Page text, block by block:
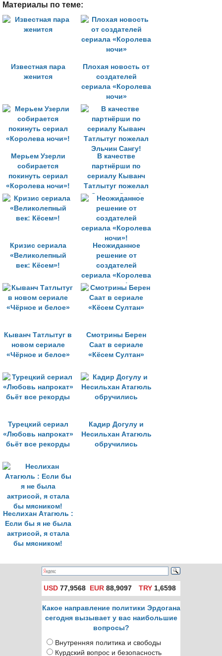
Материалы по теме:
Известная пара
женится
Плохая новость от
создателей
сериала «Королева
ночи»
Мерьем Узерли
собирается
покинуть сериал
«Королева ночи»!
В качестве
партнёрши по
сериалу Кыванч
Татлытуг пожелал
Эльчин Сангу!
Кризис сериала
«Великолепный
век: Кёсем»!
Неожиданное
решение от
создателей
сериала «Королева
ночи»!
Кыванч Татлытуг в
новом сериале
«Чёрное и белое»
Смотрины Берен
Саат в сериале
«Кёсем Султан»
Турецкий сериал
«Любовь напрокат»
бьёт все рекорды
Кадир Догулу и
Несильхан Атагюль
обручились
Неслихан Атагюль :
Если бы я не была
актрисой, я стала
бы мясником!
USD 77,9568 EUR 88,9097 TRY1,6598
Какое направление политики Эрдогана
сегодня вызывает у вас наибольшие
вопросы?
Внутренняя политика и свободы
Курдский вопрос и безопасность